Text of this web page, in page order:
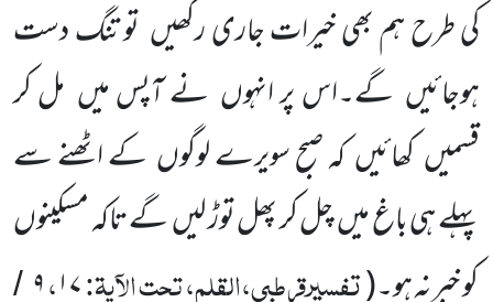
کی طرح ہم بھی خیرات جاری رکھیں تو تنگ دست
ہوجائیں گے۔اس پر انہوں نے آپس میں مل کر
قسمیںکھائیںکہ صبح سویرے لوگوں کے اٹھنے سے
پہلے ہی باغ میںچل کر پھل توڑ لیںگے تاکہ مسکینوں
کو خبر نہ ہو۔(تفسیرقرطبی،القلم، تحت الآیۃ:۱۷،۹ /